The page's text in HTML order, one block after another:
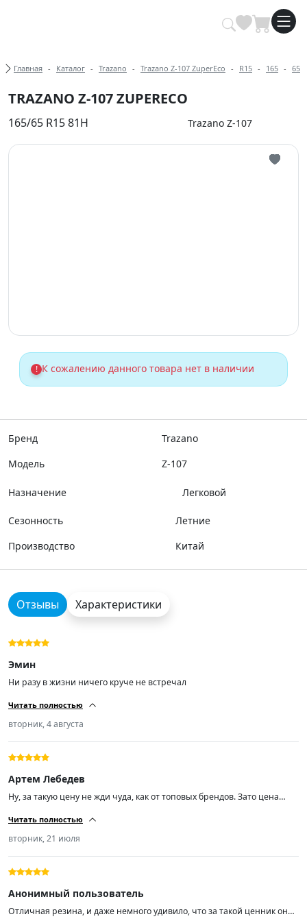
Купить автомобильные шины
Хлебные крошки
Главная Каталог Trazano Trazano Z-107 ZuperEco R15 165 65
TRAZANO Z-107 ZUPERECO
165/65 R15 81H Trazano Z-107
! К сожалению данного товара нет в наличии
Бренд
Trazano
Модель
Z-107
Назначение Легковой
Сезонность
Летние
Производство
Китай
Отзывы Характеристики
Эмин
Ни разу в жизни ничего круче не встречал
Читать полностью
вторник, 4 августа
Артем Лебедев
Ну, за такую цену не жди чуда, как от топовых брендов. Зато цена
нашёл.
Читать полностью
вторник, 21 июля
Анонимный пользователь
Отличная резина, и даже немного удивило, что за такой ценник она